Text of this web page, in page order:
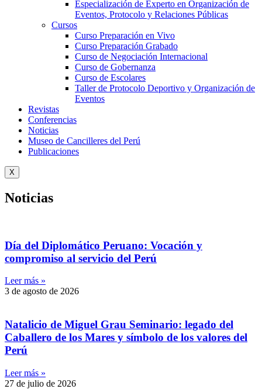
Especialización de Experto en Organización de
Eventos, Protocolo y Relaciones Públicas
Cursos
Curso Preparación en Vivo
Curso Preparación Grabado
Curso de Negociación Internacional
Curso de Gobernanza
Curso de Escolares
Taller de Protocolo Deportivo y Organización de
Eventos
Revistas
Conferencias
Noticias
Museo de Cancilleres del Perú
Publicaciones
X
Noticias
Día del Diplomático Peruano: Vocación y
compromiso al servicio del Perú
Leer más »
3 de agosto de 2026
Natalicio de Miguel Grau Seminario: legado del
Caballero de los Mares y símbolo de los valores del
Perú
Leer más »
27 de julio de 2026